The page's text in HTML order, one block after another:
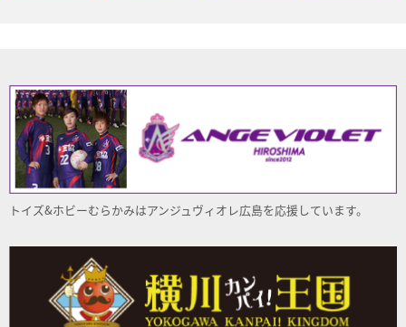
トイズ&ホビーむらかみはアンジュヴィオレ広島を応援しています。